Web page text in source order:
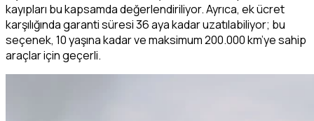
kayıpları bu kapsamda değerlendiriliyor. Ayrıca, ek ücret
karşılığında garanti süresi 36 aya kadar uzatılabiliyor; bu
seçenek, 10 yaşına kadar ve maksimum 200.000 km’ye sahip
araçlar için geçerli.